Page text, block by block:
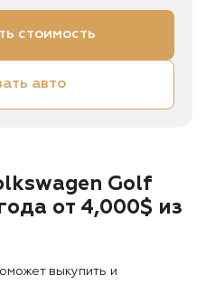
стоимость
авто
Golf
от 4,000$ из
выкупить и